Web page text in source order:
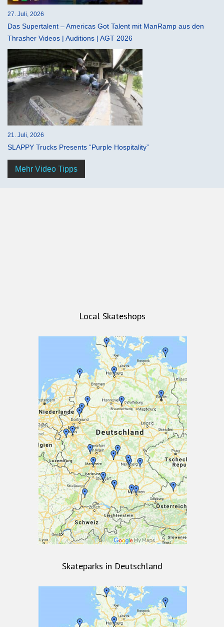
27. Juli, 2026
Das Supertalent – Americas Got Talent mit ManRamp aus den
Thrasher Videos | Auditions | AGT 2026
21. Juli, 2026
SLAPPY Trucks Presents “Purple Hospitality”
Mehr Video Tipps
Local Skateshops
Skateparks in Deutschland